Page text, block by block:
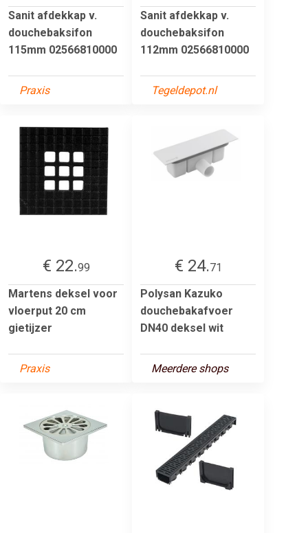
Sanit afdekkap v.
douchebaksifon
115mm 02566810000
Praxis
Sanit afdekkap v.
douchebaksifon
112mm 02566810000
Tegeldepot.nl
€ 22.99
Martens deksel voor
vloerput 20 cm
gietijzer
Praxis
€ 24.71
Polysan Kazuko
douchebakafvoer
DN40 deksel wit
Meerdere shops